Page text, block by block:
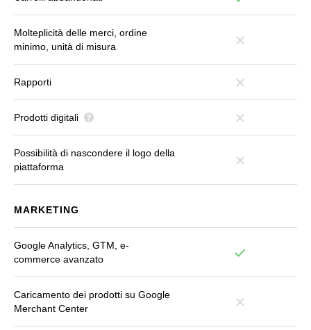
Molteplicità delle merci, ordine
minimo, unità di misura
Rapporti
Prodotti digitali
Possibilità di nascondere il logo della
piattaforma
MARKETING
Google Analytics, GTM, e-
commerce avanzato
Caricamento dei prodotti su Google
Merchant Center